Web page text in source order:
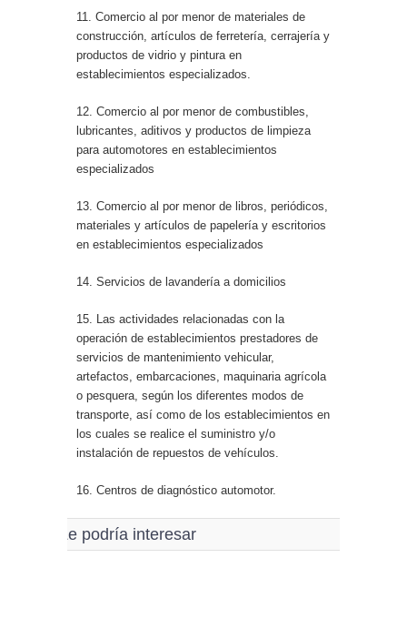
11. Comercio al por menor de materiales de
construcción, artículos de ferretería, cerrajería y
productos de vidrio y pintura en
establecimientos especializados.
12. Comercio al por menor de combustibles,
lubricantes, aditivos y productos de limpieza
para automotores en establecimientos
especializados
13. Comercio al por menor de libros, periódicos,
materiales y artículos de papelería y escritorios
en establecimientos especializados
14. Servicios de lavandería a domicilios
15. Las actividades relacionadas con la
operación de establecimientos prestadores de
servicios de mantenimiento vehicular,
artefactos, embarcaciones, maquinaria agrícola
o pesquera, según los diferentes modos de
transporte, así como de los establecimientos en
los cuales se realice el suministro y/o
instalación de repuestos de vehículos.
16. Centros de diagnóstico automotor.
Le podría interesar